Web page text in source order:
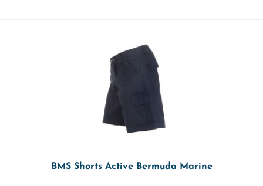
BMS Shorts Active Bermuda Marine